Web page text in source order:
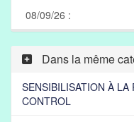
08/09/26 :
Dans la même
SENSIBILISATION À
CONTROL